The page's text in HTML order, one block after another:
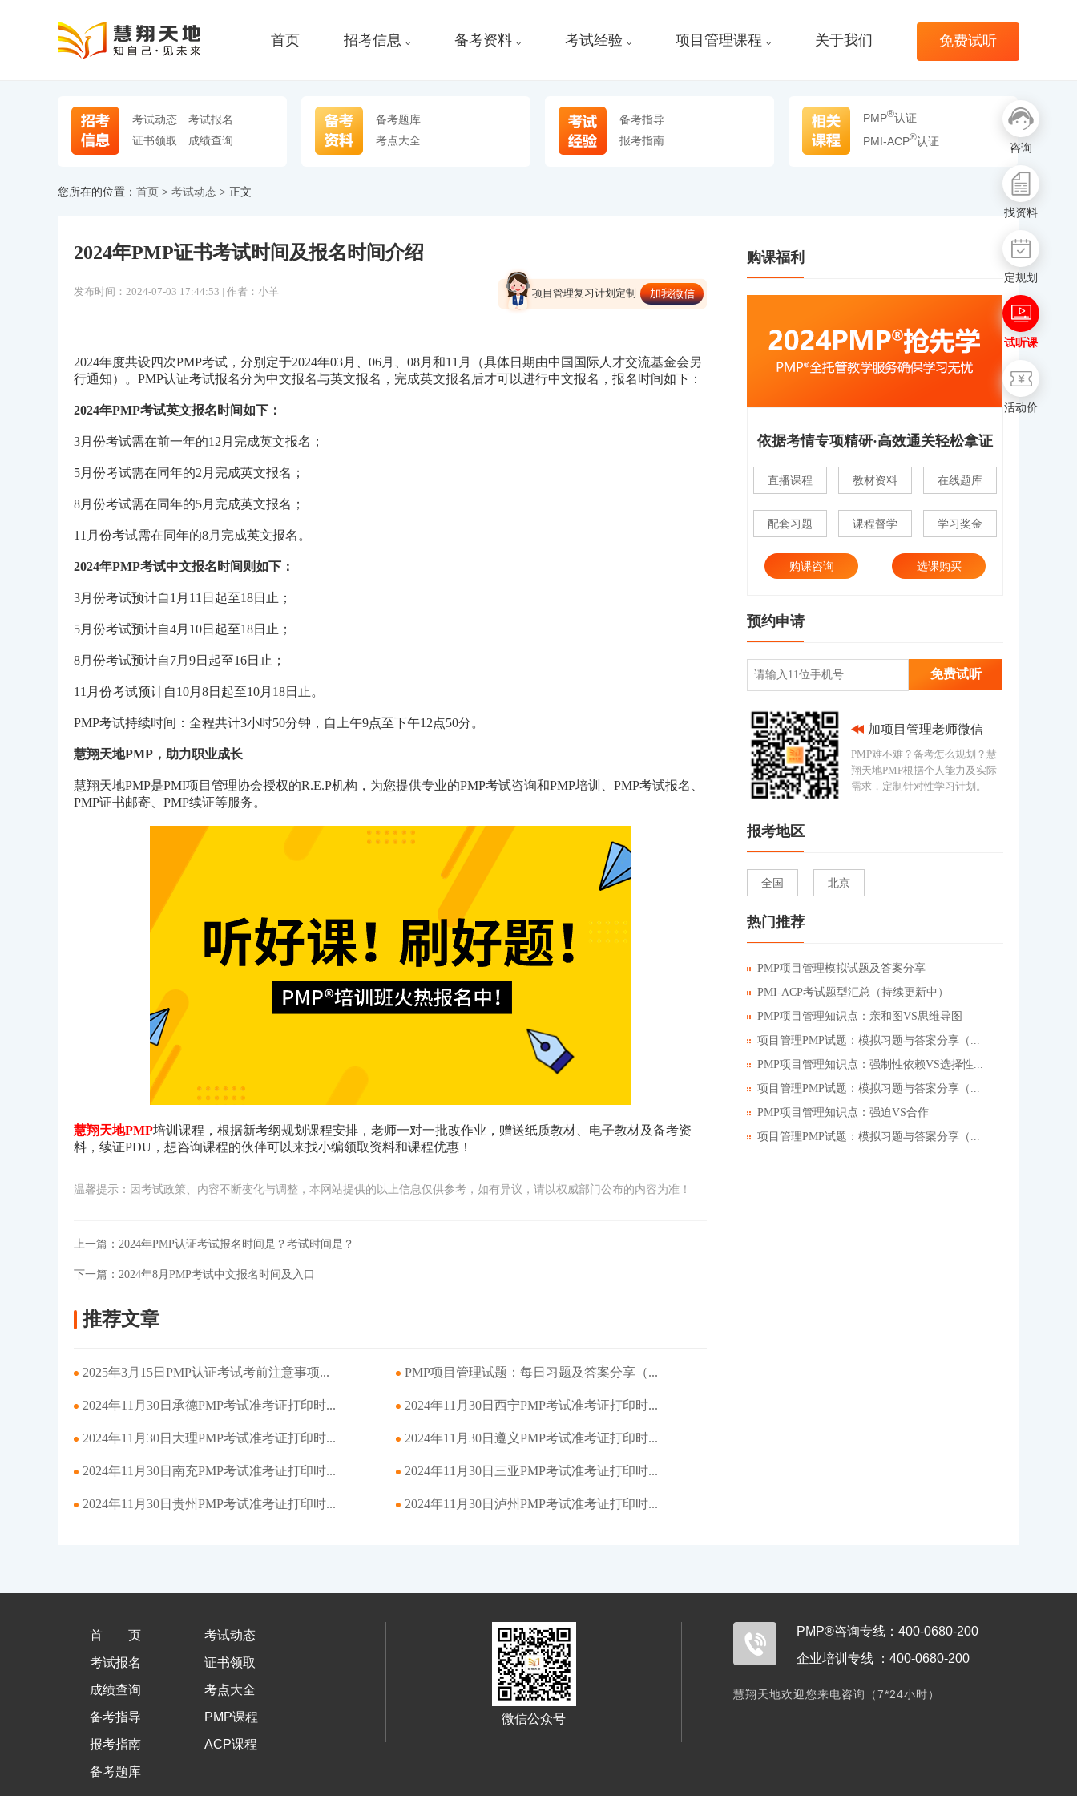
咨询
找资料
定规划
试听课
活动价
首页 招考信息 备考资料 考试经验 项目管理课程 关于我们 免费试听
考试动态
考试报名
证书领取
成绩查询
备考题库
考点大全
备考指导
报考指南
PMP®认证
PMI-ACP®认证
您所在的位置： 首页 > 考试动态 > 正文
2024年PMP证书考试时间及报名时间介绍
发布时间：2024-07-03 17:44:53 | 作者：小羊 项目管理复习计划定制 加我微信
2024年度共设四次PMP考试，分别定于2024年03月、06月、08月和11月（具体日期由中国国际人才交流基金会另
行通知）。PMP认证考试报名分为中文报名与英文报名，完成英文报名后才可以进行中文报名，报名时间如下：
2024年PMP考试英文报名时间如下：
3月份考试需在前一年的12月完成英文报名；
5月份考试需在同年的2月完成英文报名；
8月份考试需在同年的5月完成英文报名；
11月份考试需在同年的8月完成英文报名。
2024年PMP考试中文报名时间则如下：
3月份考试预计自1月11日起至18日止；
5月份考试预计自4月10日起至18日止；
8月份考试预计自7月9日起至16日止；
11月份考试预计自10月8日起至10月18日止。
PMP考试持续时间：全程共计3小时50分钟，自上午9点至下午12点50分。
慧翔天地PMP，助力职业成长
慧翔天地PMP是PMI项目管理协会授权的R.E.P机构，为您提供专业的PMP考试咨询和PMP培训、PMP考试报名、
PMP证书邮寄、PMP续证等服务。
慧翔天地PMP培训课程，根据新考纲规划课程安排，老师一对一批改作业，赠送纸质教材、电子教材及备考资
料，续证PDU，想咨询课程的伙伴可以来找小编领取资料和课程优惠！
温馨提示：因考试政策、内容不断变化与调整，本网站提供的以上信息仅供参考，如有异议，请以权威部门公布的内容为准！
上一篇： 2024年PMP认证考试报名时间是？考试时间是？
下一篇： 2024年8月PMP考试中文报名时间及入口
推荐文章
2025年3月15日PMP认证考试考前注意事项... PMP项目管理试题：每日习题及答案分享（...
2024年11月30日承德PMP考试准考证打印时... 2024年11月30日西宁PMP考试准考证打印时...
2024年11月30日大理PMP考试准考证打印时... 2024年11月30日遵义PMP考试准考证打印时...
2024年11月30日南充PMP考试准考证打印时... 2024年11月30日三亚PMP考试准考证打印时...
2024年11月30日贵州PMP考试准考证打印时... 2024年11月30日泸州PMP考试准考证打印时...
购课福利
依据考情专项精研·高效通关轻松拿证
直播课程 教材资料 在线题库
配套习题 课程督学 学习奖金
购课咨询 选课购买
预约申请
免费试听
加项目管理老师微信
PMP难不难？备考怎么规划？慧
翔天地PMP根据个人能力及实际
需求，定制针对性学习计划。
报考地区
全国 北京
热门推荐
PMP项目管理模拟试题及答案分享
PMI-ACP考试题型汇总（持续更新中）
PMP项目管理知识点：亲和图VS思维导图
项目管理PMP试题：模拟习题与答案分享（...
PMP项目管理知识点：强制性依赖VS选择性...
项目管理PMP试题：模拟习题与答案分享（...
PMP项目管理知识点：强迫VS合作
项目管理PMP试题：模拟习题与答案分享（...
首页
考试动态
考试报名
证书领取
成绩查询
考点大全
备考指导
PMP课程
报考指南
ACP课程
备考题库
微信公众号
PMP®咨询专线：400-0680-200
企业培训专线 ：400-0680-200
慧翔天地欢迎您来电咨询（7*24小时）